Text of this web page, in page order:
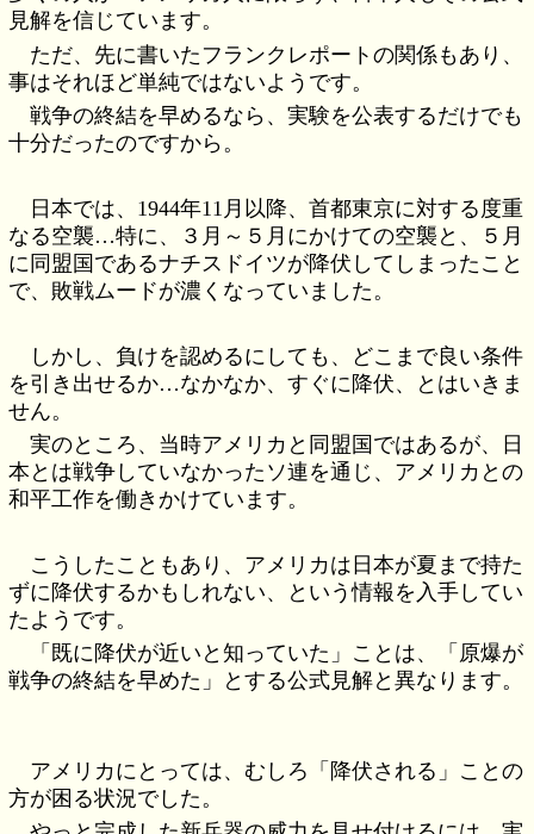
見解を信じています。
ただ、先に書いたフランクレポートの関係もあり、
事はそれほど単純ではないようです。
戦争の終結を早めるなら、実験を公表するだけでも
十分だったのですから。
日本では、1944年11月以降、首都東京に対する度重
なる空襲…特に、３月～５月にかけての空襲と、５月
に同盟国であるナチスドイツが降伏してしまったこと
で、敗戦ムードが濃くなっていました。
しかし、負けを認めるにしても、どこまで良い条件
を引き出せるか…なかなか、すぐに降伏、とはいきま
せん。
実のところ、当時アメリカと同盟国ではあるが、日
本とは戦争していなかったソ連を通じ、アメリカとの
和平工作を働きかけています。
こうしたこともあり、アメリカは日本が夏まで持た
ずに降伏するかもしれない、という情報を入手してい
たようです。
「既に降伏が近いと知っていた」ことは、「原爆が
戦争の終結を早めた」とする公式見解と異なります。
アメリカにとっては、むしろ「降伏される」ことの
方が困る状況でした。